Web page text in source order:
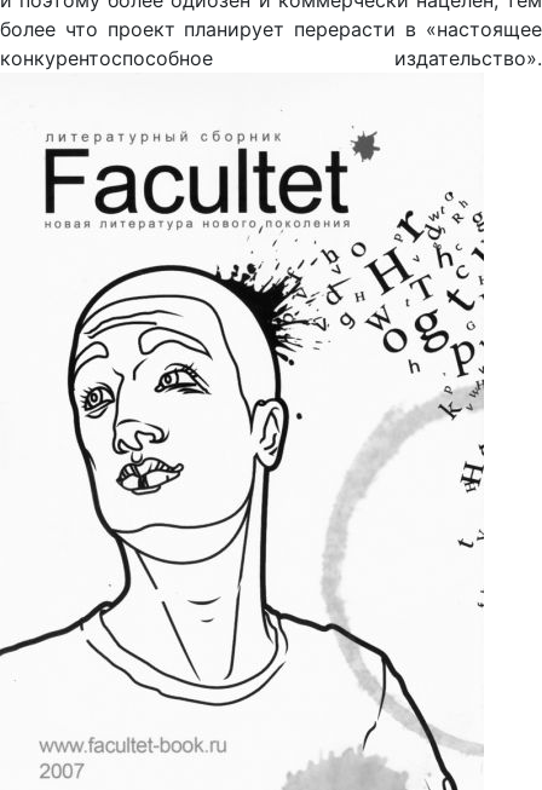
более что проект планирует перерасти в «настоящее
конкурентоспособное издательство».